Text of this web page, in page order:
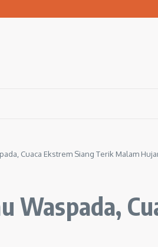
1 Ngawi Gelar Seminar Golden Parenting
Cuaca Ekstrem Siang Terik Malam
Waspada,